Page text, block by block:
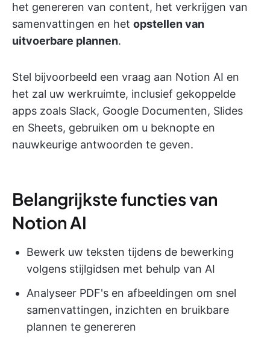
het genereren van content, het verkrijgen van
samenvattingen en het opstellen van
uitvoerbare plannen.
Stel bijvoorbeeld een vraag aan Notion AI en
het zal uw werkruimte, inclusief gekoppelde
apps zoals Slack, Google Documenten, Slides
en Sheets, gebruiken om u beknopte en
nauwkeurige antwoorden te geven.
Belangrijkste functies van
Notion AI
Bewerk uw teksten tijdens de bewerking
volgens stijlgidsen met behulp van AI
Analyseer PDF's en afbeeldingen om snel
samenvattingen, inzichten en bruikbare
plannen te genereren